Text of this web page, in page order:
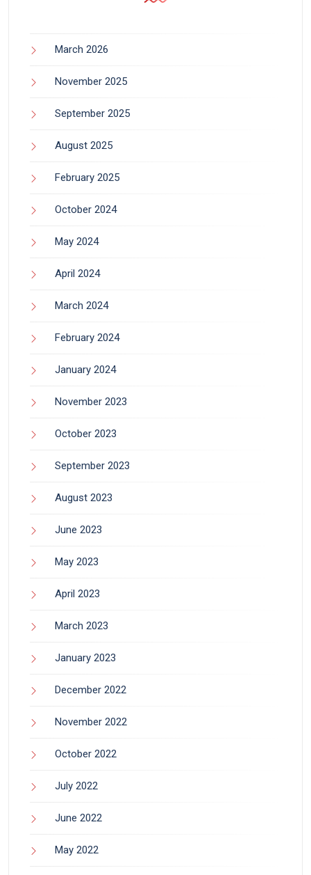
March 2026
November 2025
September 2025
August 2025
February 2025
October 2024
May 2024
April 2024
March 2024
February 2024
January 2024
November 2023
October 2023
September 2023
August 2023
June 2023
May 2023
April 2023
March 2023
January 2023
December 2022
November 2022
October 2022
July 2022
June 2022
May 2022